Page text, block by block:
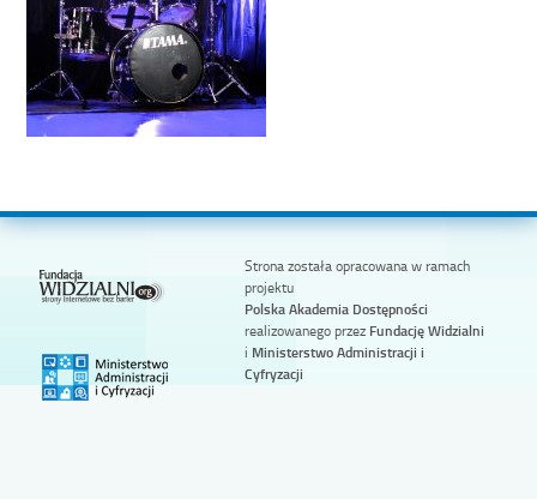
Strona została opracowana w ramach
projektu
Polska Akademia Dostępności
realizowanego przez Fundację Widzialni
i Ministerstwo Administracji i
Cyfryzacji